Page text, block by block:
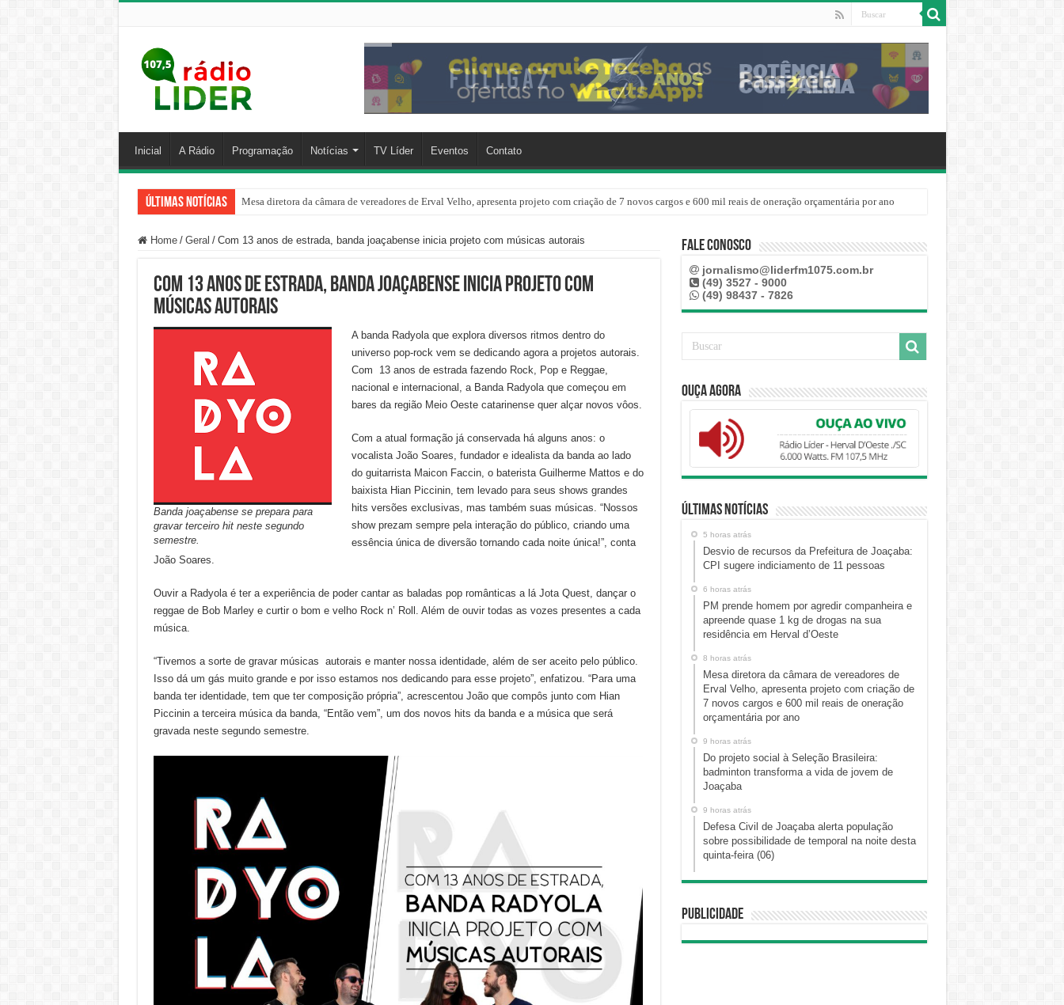
Inicial A Rádio Programação Notícias TV Líder Eventos Contato
Últimas Notícias Mesa diretora da câmara de vereadores de Erval Velho, apresenta projeto com criação de 7 novos cargos e 600 mil reais de oneração orçamentária por ano
Home / Geral / Com 13 anos de estrada, banda joaçabense inicia projeto com músicas autorais
Com 13 anos de estrada, banda joaçabense inicia projeto com
músicas autorais
Banda joaçabense se prepara para
gravar terceiro hit neste segundo
semestre.
A banda Radyola que explora diversos ritmos dentro do
universo pop-rock vem se dedicando agora a projetos autorais.
Com 13 anos de estrada fazendo Rock, Pop e Reggae,
nacional e internacional, a Banda Radyola que começou em
bares da região Meio Oeste catarinense quer alçar novos vôos.
Com a atual formação já conservada há alguns anos: o
vocalista João Soares, fundador e idealista da banda ao lado
do guitarrista Maicon Faccin, o baterista Guilherme Mattos e do
baixista Hian Piccinin, tem levado para seus shows grandes
hits versões exclusivas, mas também suas músicas. “Nossos
show prezam sempre pela interação do público, criando uma
essência única de diversão tornando cada noite única!”, conta
João Soares.
Ouvir a Radyola é ter a experiência de poder cantar as baladas pop românticas a lá Jota Quest, dançar o
reggae de Bob Marley e curtir o bom e velho Rock n’ Roll. Além de ouvir todas as vozes presentes a cada
música.
“Tivemos a sorte de gravar músicas autorais e manter nossa identidade, além de ser aceito pelo público.
Isso dá um gás muito grande e por isso estamos nos dedicando para esse projeto”, enfatizou. “Para uma
banda ter identidade, tem que ter composição própria”, acrescentou João que compôs junto com Hian
Piccinin a terceira música da banda, “Então vem”, um dos novos hits da banda e a música que será
gravada neste segundo semestre.
Fale Conosco
jornalismo@liderfm1075.com.br
(49) 3527 - 9000
(49) 98437 - 7826
Ouça Agora
Últimas Notícias
5 horas atrás
Desvio de recursos da Prefeitura de Joaçaba:
CPI sugere indiciamento de 11 pessoas
6 horas atrás
PM prende homem por agredir companheira e
apreende quase 1 kg de drogas na sua
residência em Herval d’Oeste
8 horas atrás
Mesa diretora da câmara de vereadores de
Erval Velho, apresenta projeto com criação de
7 novos cargos e 600 mil reais de oneração
orçamentária por ano
9 horas atrás
Do projeto social à Seleção Brasileira:
badminton transforma a vida de jovem de
Joaçaba
9 horas atrás
Defesa Civil de Joaçaba alerta população
sobre possibilidade de temporal na noite desta
quinta-feira (06)
Publicidade